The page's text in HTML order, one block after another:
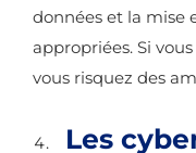
données et la mise
appropriées. Si
vous risquez des
Les